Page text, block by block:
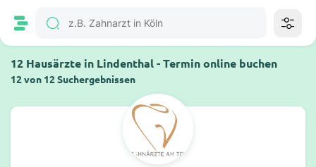
12 Hausärzte in Lindenthal - Termin online buchen
12 von 12 Suchergebnissen